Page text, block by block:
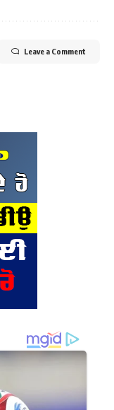
Leave a Comment